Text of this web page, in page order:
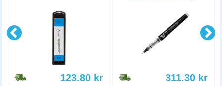
123.80 kr 311.30 kr